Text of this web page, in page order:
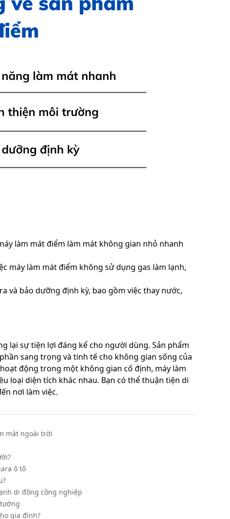
làm mát điểm làm mát không gian nhỏ nhanh
máy làm mát điểm không sử dụng gas làm lạnh,
và bảo dưỡng định kỳ, bao gồm việc thay nước,
lại sự tiện lợi đáng kể cho người dùng. Sản phẩm
sang trọng và tinh tế cho không gian sống của
động trong một không gian cố định, máy làm
loại diện tích khác nhau. Bạn có thể thuận tiện di
nơi làm việc.
mát ngoài trời
ô tô
di động công nghiệp
gia đình?